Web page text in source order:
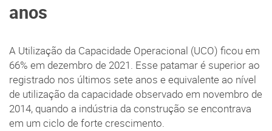
anos
A Utilização da Capacidade Operacional (UCO) ficou em
66% em dezembro de 2021. Esse patamar é superior ao
registrado nos últimos sete anos e equivalente ao nível
de utilização da capacidade observado em novembro de
2014, quando a indústria da construção se encontrava
em um ciclo de forte crescimento.